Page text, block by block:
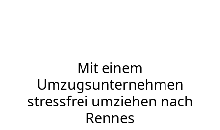
Mit einem
Umzugsunternehmen
stressfrei umziehen nach
Rennes